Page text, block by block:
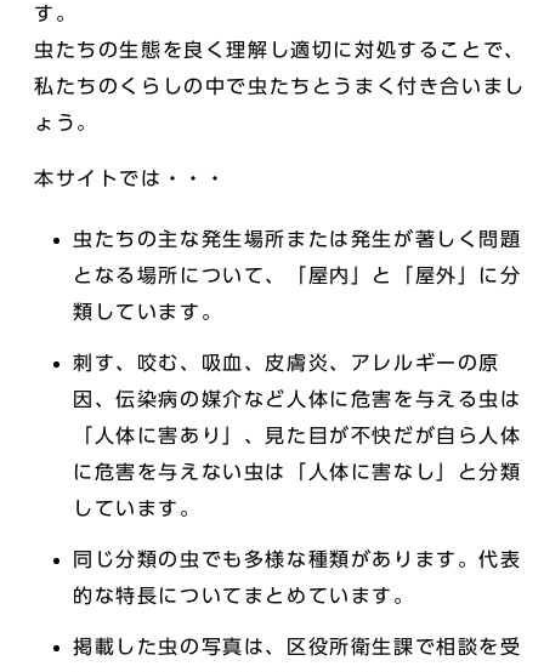
す。
虫たちの生態を良く理解し適切に対処することで、
私たちのくらしの中で虫たちとうまく付き合いまし
ょう。
本サイトでは・・・
虫たちの主な発生場所または発生が著しく問題
となる場所について、「屋内」と「屋外」に分
類しています。
刺す、咬む、吸血、皮膚炎、アレルギーの原
因、伝染病の媒介など人体に危害を与える虫は
「人体に害あり」、見た目が不快だが自ら人体
に危害を与えない虫は「人体に害なし」と分類
しています。
同じ分類の虫でも多様な種類があります。代表
的な特長についてまとめています。
掲載した虫の写真は、区役所衛生課で相談を受